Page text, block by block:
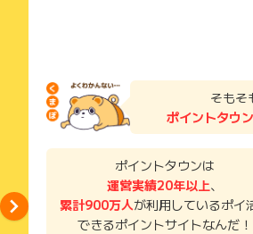
了などのメールは、ポイント獲得するま
獲得待ち・獲得失敗の状態でお問い合わ
メールを送っていただく場合がございま
そのため、紛失・破棄された場合は対応
ご注意ください。
(※) SafariやChromeなどwebサイトを表
高速大容量データ20GB分と無料通話70
額料金2,178円に含んだ「格安弐拾」新
合も大手各社の半額となる30秒あたり
だけます。また格安SIMサービスでは、
プレフィックス番号を電話番号の頭に追
が、「格安弐拾」では専用アプリもプレ
で簡単手間いらず！
そもそ
ポイントタウン
ポイントタウンは
運営実績20年以上、
累計900万人が利用しているポイ
できるポイントサイトなんだ！